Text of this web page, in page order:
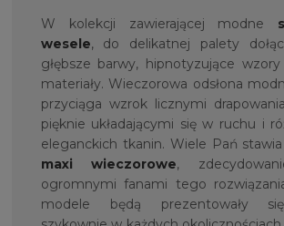
W kolekcji zawierającej modne
wesele, do delikatnej palety
głębsze barwy, hipnotyzujące wzory
materiały. Wieczorowa odsłona
przyciąga wzrok licznymi
pięknie układającymi się w ruchu i
eleganckich tkanin. Wiele Pań
maxi wieczorowe,
ogromnymi fanami tego
modele będą prezentowały